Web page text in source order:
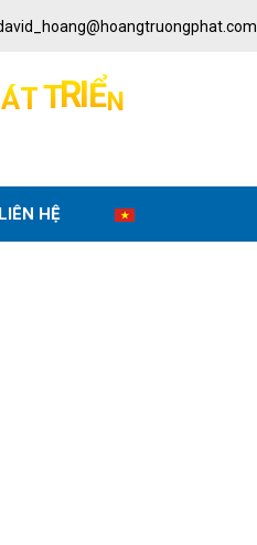
ÁTTRIỂN
LIÊN HỆ